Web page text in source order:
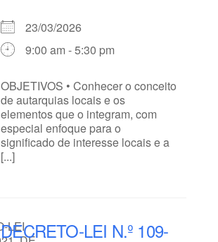
23/03/2026
9:00 am - 5:30 pm
OBJETIVOS • Conhecer o conceito
de autarquias locais e os
elementos que o integram, com
especial enfoque para o
significado de interesse locais e a
[...]
DECRETO-LEI N.º 109-